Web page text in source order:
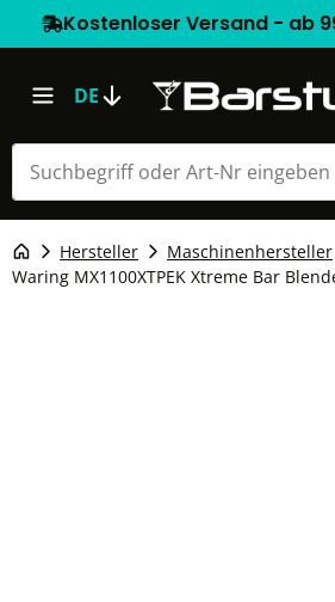
Kostenloser Versand - ab
DE
Hersteller Maschinenhersteller
Waring MX1100XTPEK Xtreme Bar